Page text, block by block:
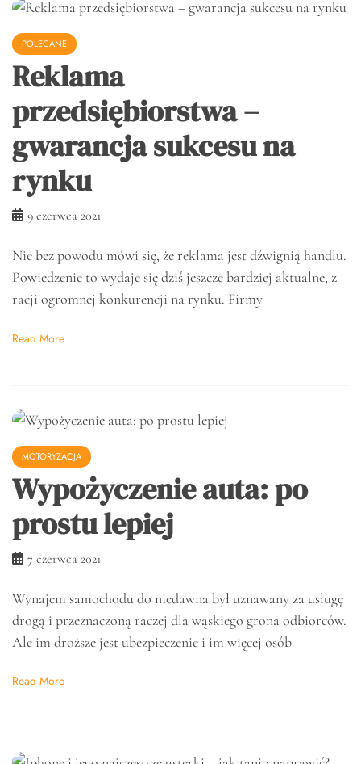
POLECANE
Reklama
przedsiębiorstwa –
gwarancja sukcesu na
rynku
9 czerwca 2021
Nie bez powodu mówi się, że reklama jest dźwignią handlu.
Powiedzenie to wydaje się dziś jeszcze bardziej aktualne, z
racji ogromnej konkurencji na rynku. Firmy
Read More
MOTORYZACJA
Wypożyczenie auta: po
prostu lepiej
7 czerwca 2021
Wynajem samochodu do niedawna był uznawany za usługę
drogą i przeznaczoną raczej dla wąskiego grona odbiorców.
Ale im droższe jest ubezpieczenie i im więcej osób
Read More